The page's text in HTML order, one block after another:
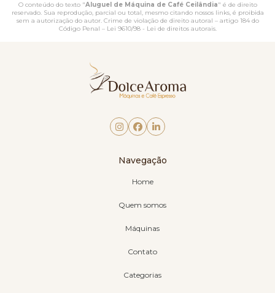
O conteúdo do texto "Aluguel de Máquina de Café Ceilândia" é de direito
reservado. Sua reprodução, parcial ou total, mesmo citando nossos links, é proibida
sem a autorização do autor. Crime de violação de direito autoral – artigo 184 do
Código Penal – Lei 9610/98 - Lei de direitos autorais.
Navegação
Home
Quem somos
Máquinas
Contato
Categorias